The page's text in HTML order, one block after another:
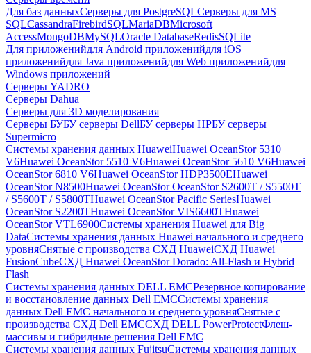
Для баз данныхСерверы для PostgreSQLСерверы для MS
SQLCassandraFirebirdSQLMariaDBMicrosoft
AccessMongoDBMySQLOracle DatabaseRedisSQLite
Для приложенийдля Android приложенийдля iOS
приложенийдля Java приложенийдля Web приложенийдля
Windows приложений
Серверы YADRO
Серверы Dahua
Серверы для 3D моделирования
Серверы БУБУ серверы DellБУ серверы HPБУ серверы
Supermicro
Системы хранения данных HuaweiHuawei OceanStor 5310
V6Huawei OceanStor 5510 V6Huawei OceanStor 5610 V6Huawei
OceanStor 6810 V6Huawei OceanStor HDP3500EHuawei
OceanStor N8500Huawei OceanStor OceanStor S2600T / S5500T
/ S5600T / S5800THuawei OceanStor Pacific SeriesHuawei
OceanStor S2200THuawei OceanStor VIS6600THuawei
OceanStor VTL6900Системы хранения Huawei для Big
DataСистемы хранения данных Huawei начального и среднего
уровняСнятые с производства СХД HuaweiСХД Huawei
FusionCubeСХД Huawei OceanStor Dorado: All-Flash и Hybrid
Flash
Системы хранения данных DELL EMCРезервное копирование
и восстановление данных Dell EMCСистемы хранения
данных Dell EMC начального и среднего уровняСнятые с
производства СХД Dell EMCСХД DELL PowerProtectФлеш-
массивы и гибридные решения Dell EMC
Системы хранения данных FujitsuСистемы хранения данных